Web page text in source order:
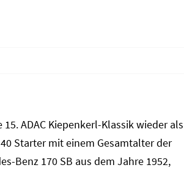
ADAC Kiepenkerl-Klassik wieder als
Starter mit einem Gesamtalter der
Benz 170 SB aus dem Jahre 1952,